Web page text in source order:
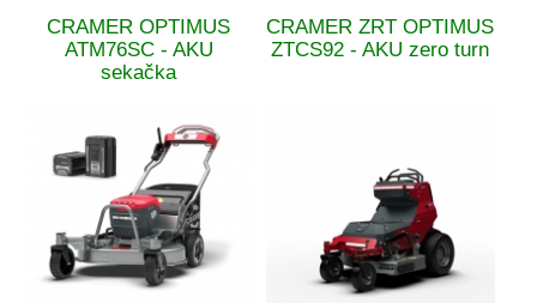
CRAMER OPTIMUS
ATM76SC - AKU
sekačka
CRAMER ZRT OPTIMUS
ZTCS92 - AKU zero turn